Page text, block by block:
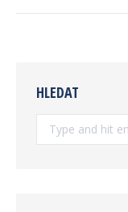
HLEDAT
Search: